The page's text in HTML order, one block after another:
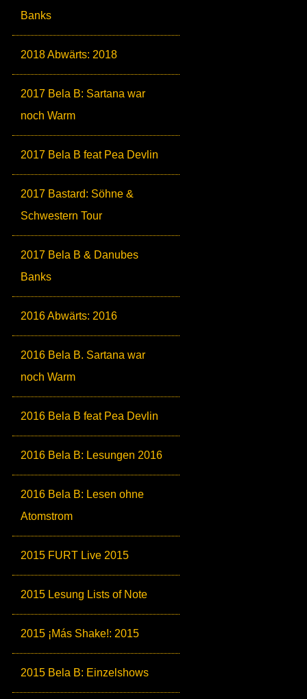
Banks
2018 Abwärts: 2018
2017 Bela B: Sartana war
noch Warm
2017 Bela B feat Pea Devlin
2017 Bastard: Söhne &
Schwestern Tour
2017 Bela B & Danubes
Banks
2016 Abwärts: 2016
2016 Bela B. Sartana war
noch Warm
2016 Bela B feat Pea Devlin
2016 Bela B: Lesungen 2016
2016 Bela B: Lesen ohne
Atomstrom
2015 FURT Live 2015
2015 Lesung Lists of Note
2015 ¡Más Shake!: 2015
2015 Bela B: Einzelshows